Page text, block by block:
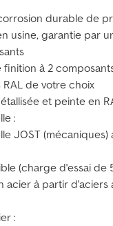
durable de
usine, garantie par
à 2
de votre choix
et peinte en
:
JOST
(charge d'essai de
acier à partir
: